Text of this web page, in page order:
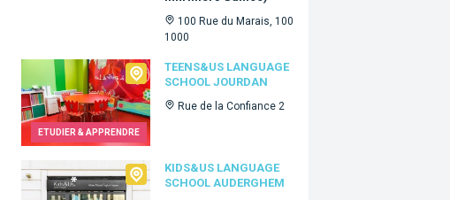
100 Rue du Marais, 100
1000
ETUDIER & APPRENDRE
TEENS&US LANGUAGE
SCHOOL JOURDAN
Rue de la Confiance 2
Teens&Us language school Jourdan
KIDS&US LANGUAGE
SCHOOL AUDERGHEM
Kids&Us language school Auderghem